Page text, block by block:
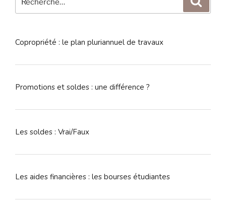
pour
Copropriété : le plan pluriannuel de travaux
Promotions et soldes : une différence ?
Les soldes : Vrai/Faux
Les aides financières : les bourses étudiantes